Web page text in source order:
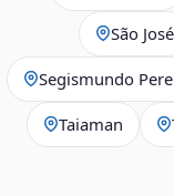
São José
Segismundo
Taiaman